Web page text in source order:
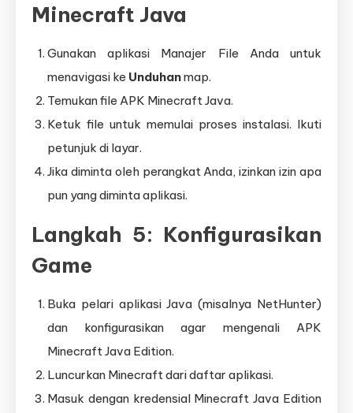
Minecraft Java
Gunakan aplikasi Manajer File Anda untuk
menavigasi ke Unduhanmap.
Temukan file APK Minecraft Java.
Ketuk file untuk memulai proses instalasi. Ikuti
petunjuk di layar.
Jika diminta oleh perangkat Anda, izinkan izin apa
pun yang diminta aplikasi.
Langkah 5: Konfigurasikan
Game
Buka pelari aplikasi Java (misalnya NetHunter)
dan konfigurasikan agar mengenali APK
Minecraft Java Edition.
Luncurkan Minecraft dari daftar aplikasi.
Masuk dengan kredensial Minecraft Java Edition